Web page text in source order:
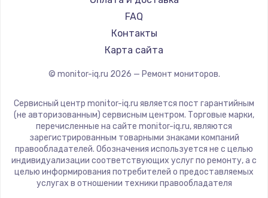
Titan Army
iFFALCON
Dahua
FAQ
Контакты
Карта сайта
© monitor-iq.ru 2026 — Ремонт мониторов.
Сервисный центр monitor-iq.ru является пост гарантийным
(не авторизованным) сервисным центром. Торговые марки,
перечисленные на сайте monitor-iq.ru, являются
зарегистрированным товарными знаками компаний
правообладателей. Обозначения используется не с целью
индивидуализации соответствующих услуг по ремонту, а с
целью информирования потребителей о предоставляемых
услугах в отношении техники правообладателя